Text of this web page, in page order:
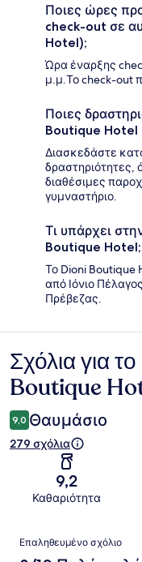
Ποιες ώρες
check-out σε
Hotel);
Ώρα έναρξης
μ.μ.Το check-out
Ποιες
Boutique Hotel
Διασκεδάστε
δραστηριότητες,
διαθέσιμες
γυμναστήριο.
Τι υπάρχει
Boutique Hotel;
Το Dioni Boutique
από Ιόνιο
Πρέβεζας.
Σχόλια
Σχόλια για
Boutique
9,0 Θαυμάσιο
279 σχόλια
9,2
Καθαριότητα
Σχόλια
Επαληθευμένο σχόλιο